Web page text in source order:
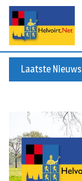
Laatste Nieuws